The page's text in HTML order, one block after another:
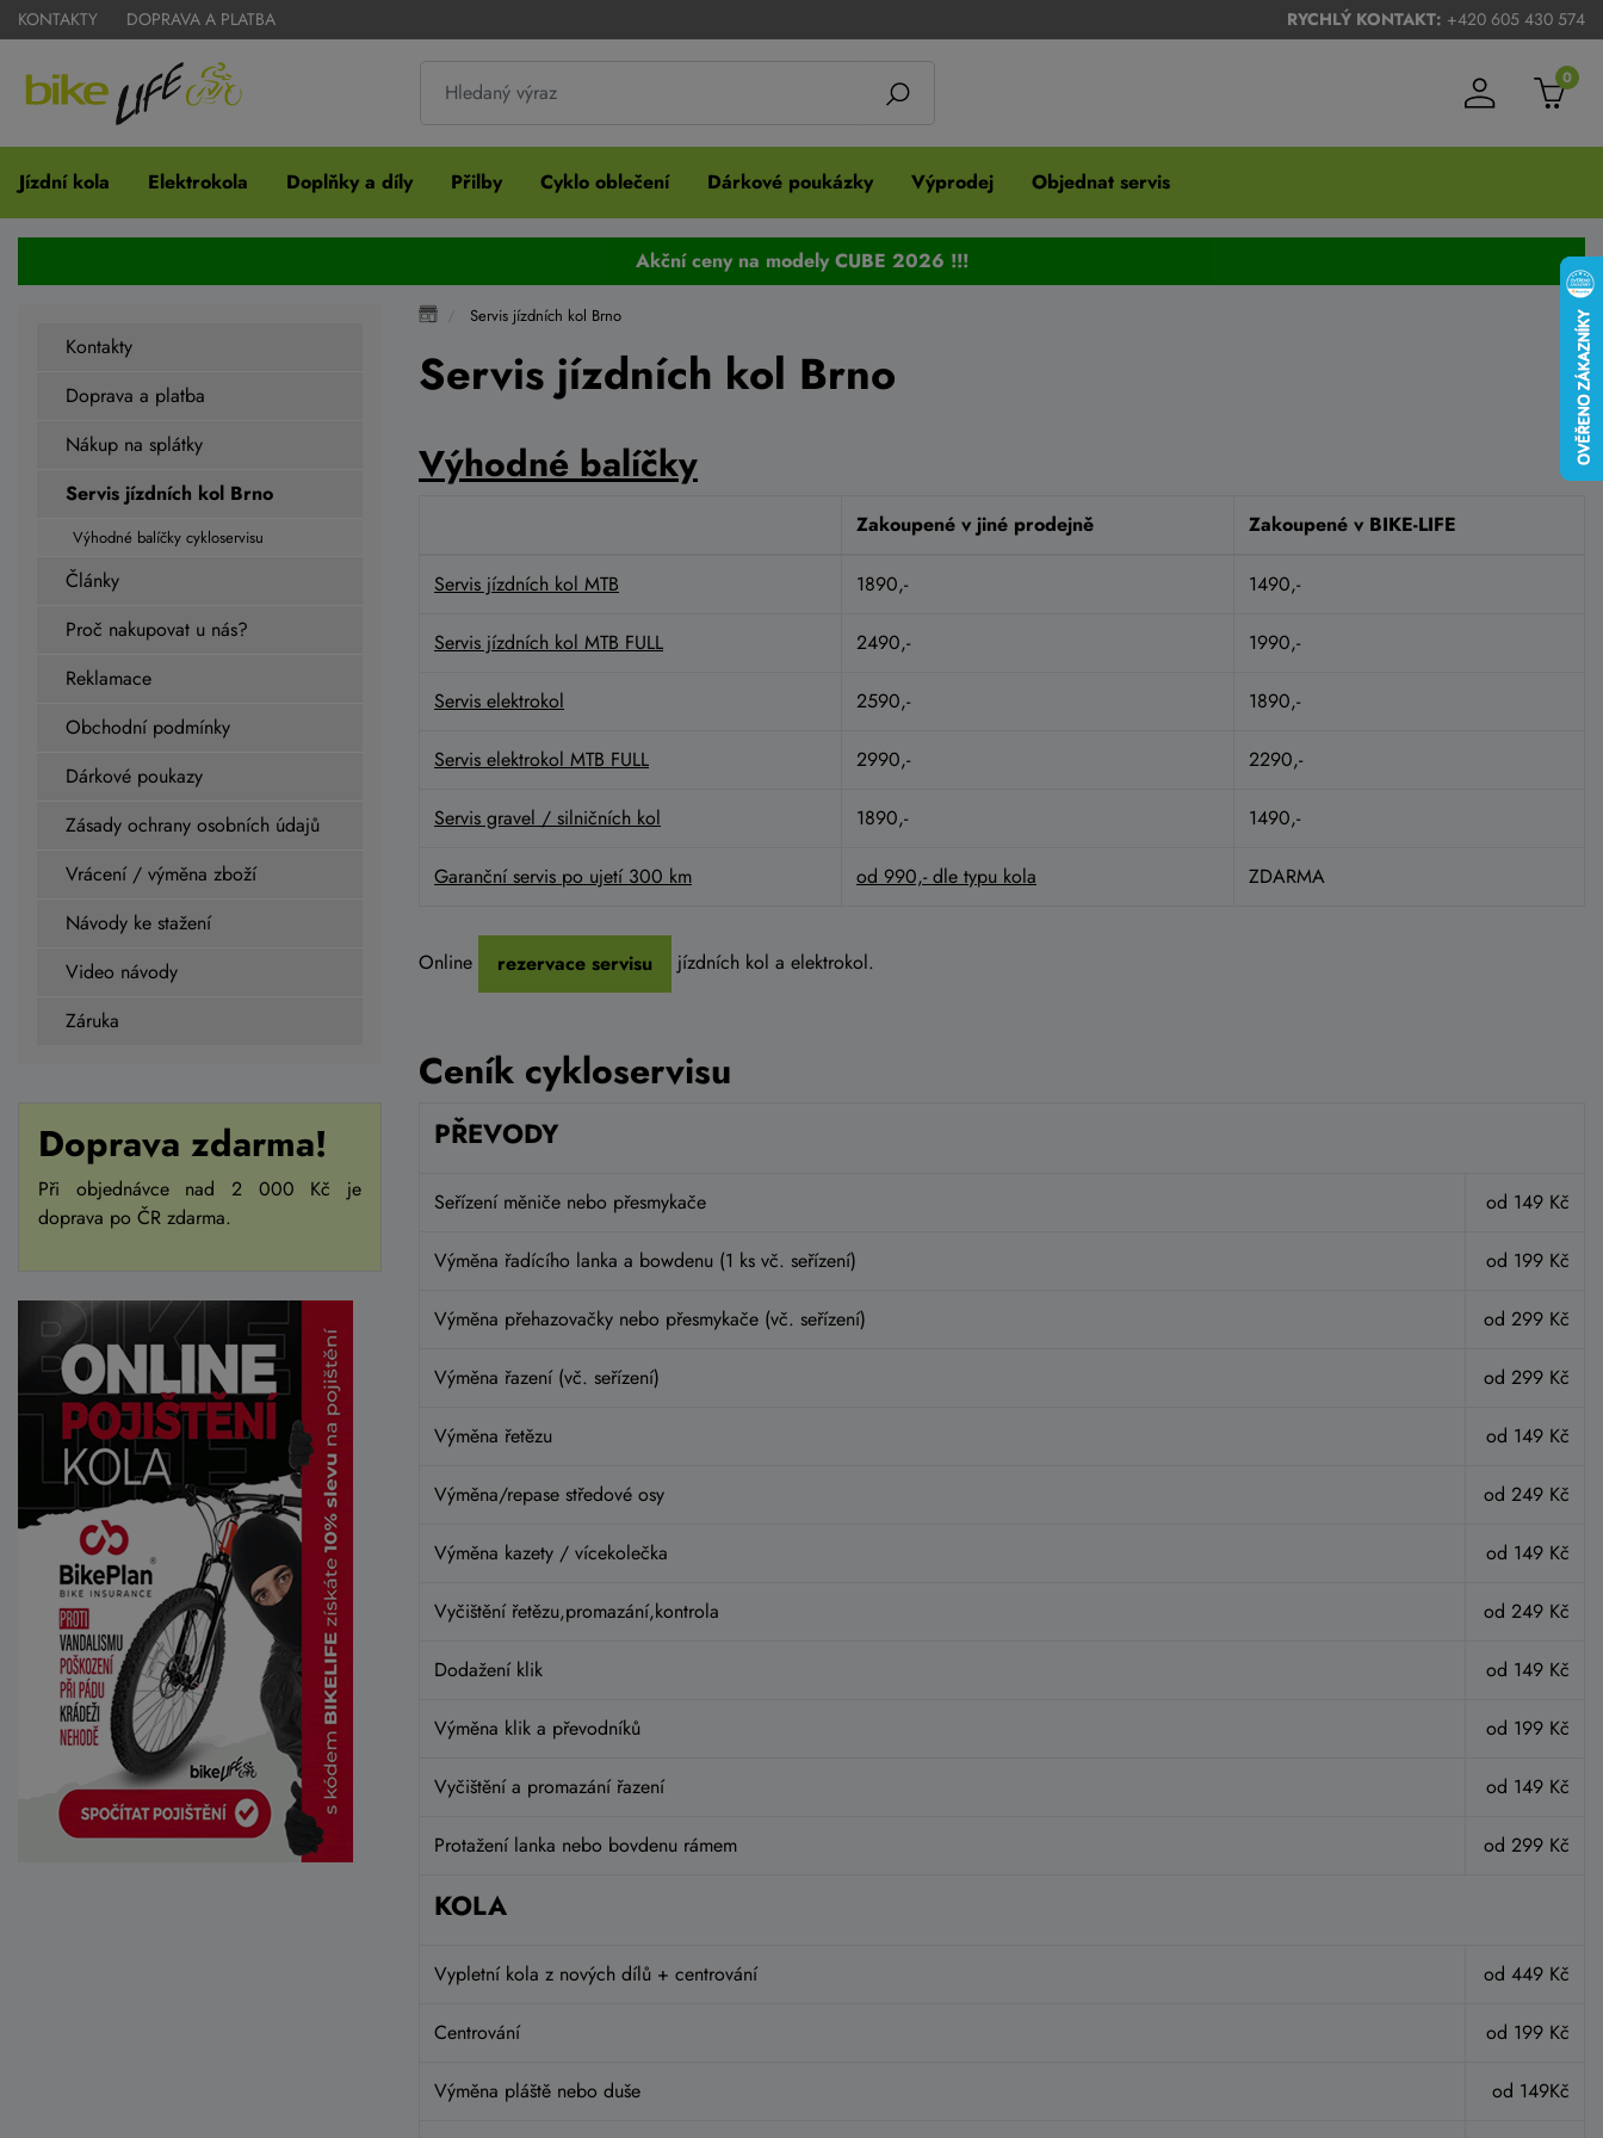
KONTAKTY DOPRAVA A PLATBA RYCHLÝ KONTAKT: +420 605 430 574
0
Jízdní kola Elektrokola Doplňky a díly Přilby Cyklo oblečení Dárkové poukázky Výprodej Objednat servis
Akční ceny na modely CUBE 2026 !!!
Servis jízdních kol Brno
Servis jízdních kol Brno
Výhodné balíčky
Zakoupené v jiné prodejně Zakoupené v BIKE-LIFE
Servis jízdních kol MTB 1890,- 1490,-
Servis jízdních kol MTB FULL 2490,- 1990,-
Servis elektrokol 2590,- 1890,-
Servis elektrokol MTB FULL 2990,- 2290,-
Servis gravel / silničních kol 1890,- 1490,-
Garanční servis po ujetí 300 km od 990,- dle typu kola ZDARMA
Online rezervace servisu jízdních kol a elektrokol.
Ceník cykloservisu
PŘEVODY
Seřízení měniče nebo přesmykače od 149 Kč
Výměna řadícího lanka a bowdenu (1 ks vč. seřízení) od 199 Kč
Výměna přehazovačky nebo přesmykače (vč. seřízení) od 299 Kč
Výměna řazení (vč. seřízení) od 299 Kč
Výměna řetězu od 149 Kč
Výměna/repase středové osy od 249 Kč
Výměna kazety / vícekolečka od 149 Kč
Vyčištění řetězu,promazání,kontrola od 249 Kč
Dodažení klik od 149 Kč
Výměna klik a převodníků od 199 Kč
Vyčištění a promazání řazení od 149 Kč
Protažení lanka nebo bovdenu rámem od 299 Kč
KOLA
Vypletní kola z nových dílů + centrování od 449 Kč
Centrování od 199 Kč
Výměna pláště nebo duše od 149Kč
Kontakty
Doprava a platba
Nákup na splátky
Servis jízdních kol Brno
Výhodné balíčky cykloservisu
Články
Proč nakupovat u nás?
Reklamace
Obchodní podmínky
Dárkové poukazy
Zásady ochrany osobních údajů
Vrácení / výměna zboží
Návody ke stažení
Video návody
Záruka
Doprava zdarma!
Při objednávce nad 2 000 Kč je
doprava po ČR zdarma.